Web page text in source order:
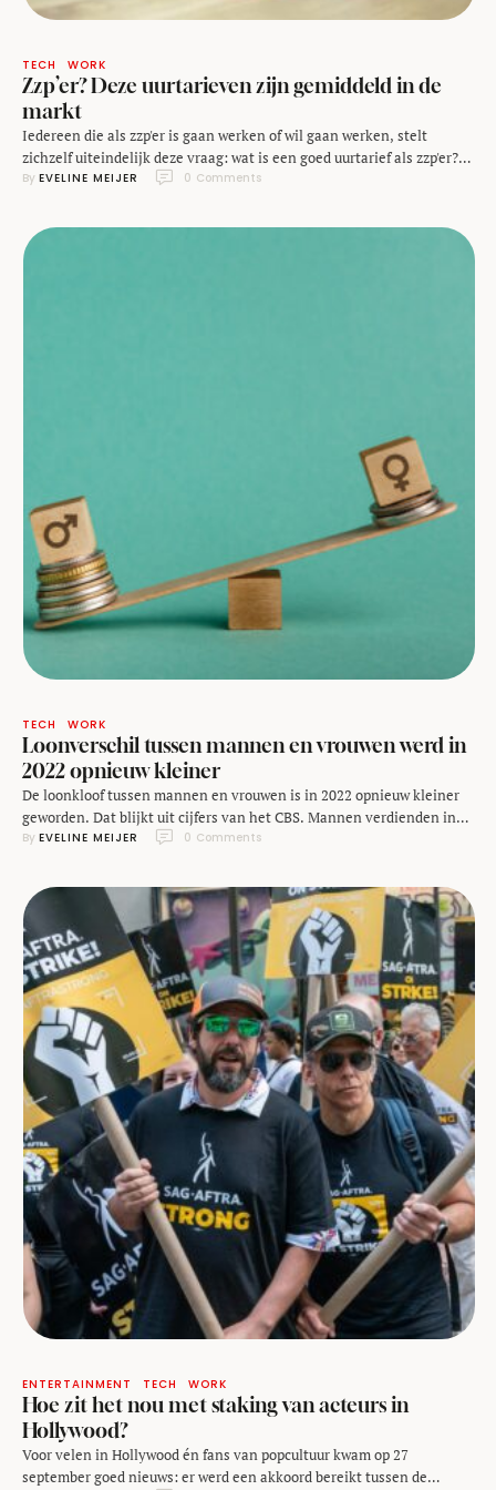
TECH WORK
Zzp’er? Deze uurtarieven zijn gemiddeld in de
markt
Iedereen die als zzp'er is gaan werken of wil gaan werken, stelt
zichzelf uiteindelijk deze vraag: wat is een goed uurtarief als zzp'er?
De online bank Knab deed daar samen met ikwordzzper.nl onderzoek
verzamelen. In een nieuw overzicht zijn de gemiddelde tarieven per
sector …
By EVELINE MEIJER 0 Comments
TECH WORK
Loonverschil tussen mannen en vrouwen werd in
2022 opnieuw kleiner
De loonkloof tussen mannen en vrouwen is in 2022 opnieuw kleiner
geworden. Dat blijkt uit cijfers van het CBS. Mannen verdienden in
2022 nog altijd meer dan vrouwen, maar het verschil is kleiner dan in
waarmee het loonverschil nauwkeuriger in kaart kan worden
gebracht. Daaruit blijkt …
By EVELINE MEIJER 0 Comments
ENTERTAINMENT TECH WORK
Hoe zit het nou met staking van acteurs in
Hollywood?
Voor velen in Hollywood én fans van popcultuur kwam op 27
september goed nieuws: er werd een akkoord bereikt tussen de